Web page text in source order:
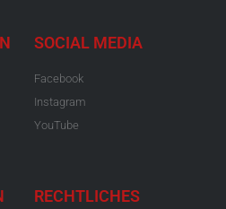
SOCIAL MEDIA
Facebook
Instagram
YouTube
RECHTLICHES